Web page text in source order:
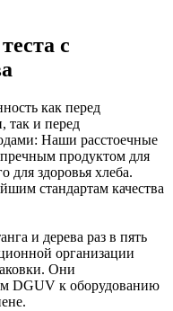
с
как перед
так и перед
Наши расстоечные
продуктом для
для здоровья хлеба.
стандартам качества
и дерева раз в пять
организации
Они
DGUV к оборудованию